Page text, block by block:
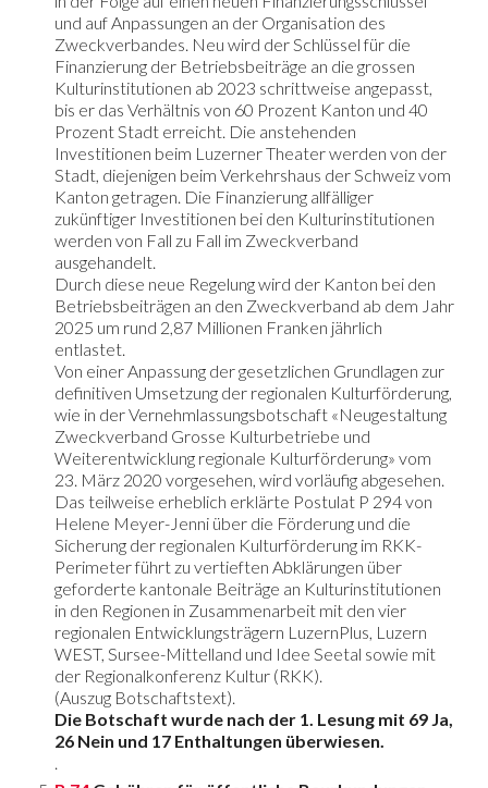
und auf Anpassungen an der Organisation des
Zweckverbandes. Neu wird der Schlüssel für die
Finanzierung der Betriebsbeiträge an die grossen
Kulturinstitutionen ab 2023 schrittweise angepasst,
bis er das Verhältnis von 60 Prozent Kanton und 40
Prozent Stadt erreicht. Die anstehenden
Investitionen beim Luzerner Theater werden von der
Stadt, diejenigen beim Verkehrshaus der Schweiz vom
Kanton getragen. Die Finanzierung allfälliger
zukünftiger Investitionen bei den Kulturinstitutionen
werden von Fall zu Fall im Zweckverband
ausgehandelt.
Durch diese neue Regelung wird der Kanton bei den
Betriebsbeiträgen an den Zweckverband ab dem Jahr
2025 um rund 2,87 Millionen Franken jährlich
entlastet.
Von einer Anpassung der gesetzlichen Grundlagen zur
definitiven Umsetzung der regionalen Kulturförderung,
wie in der Vernehmlassungsbotschaft «Neugestaltung
Zweckverband Grosse Kulturbetriebe und
Weiterentwicklung regionale Kulturförderung» vom
23. März 2020 vorgesehen, wird vorläufig abgesehen.
Das teilweise erheblich erklärte Postulat P 294von
Helene Meyer-Jenni über die Förderung und die
Sicherung der regionalen Kulturförderung im RKK-
Perimeter führt zu vertieften Abklärungen über
geforderte kantonale Beiträge an Kulturinstitutionen
in den Regionen in Zusammenarbeit mit den vier
regionalen Entwicklungsträgern LuzernPlus, Luzern
WEST, Sursee-Mittelland und Idee Seetal sowie mit
der Regionalkonferenz Kultur (RKK).
(Auszug Botschaftstext).
Die Botschaft wurde nach der 1. Lesung mit 69 Ja,
26 Nein und 17 Enthaltungen überwiesen.
.